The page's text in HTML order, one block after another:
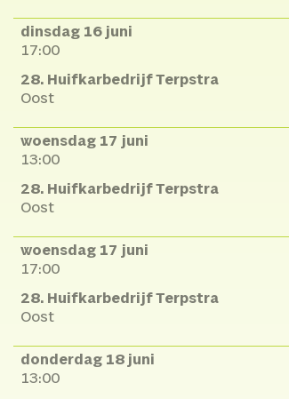
dinsdag 16 juni
17:00
28. Huifkarbedrijf Terpstra
Oost
woensdag 17 juni
13:00
28. Huifkarbedrijf Terpstra
Oost
woensdag 17 juni
17:00
28. Huifkarbedrijf Terpstra
Oost
donderdag 18 juni
13:00